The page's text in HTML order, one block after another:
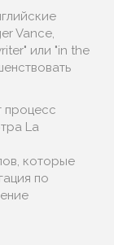
Vance,
или "in the
процесс
La
которые
по